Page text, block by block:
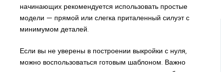
начинающих рекомендуется использовать простые
модели — прямой или слегка приталенный силуэт с
минимумом деталей.
Если вы не уверены в построении выкройки с нуля,
можно воспользоваться готовым шаблоном. Важно